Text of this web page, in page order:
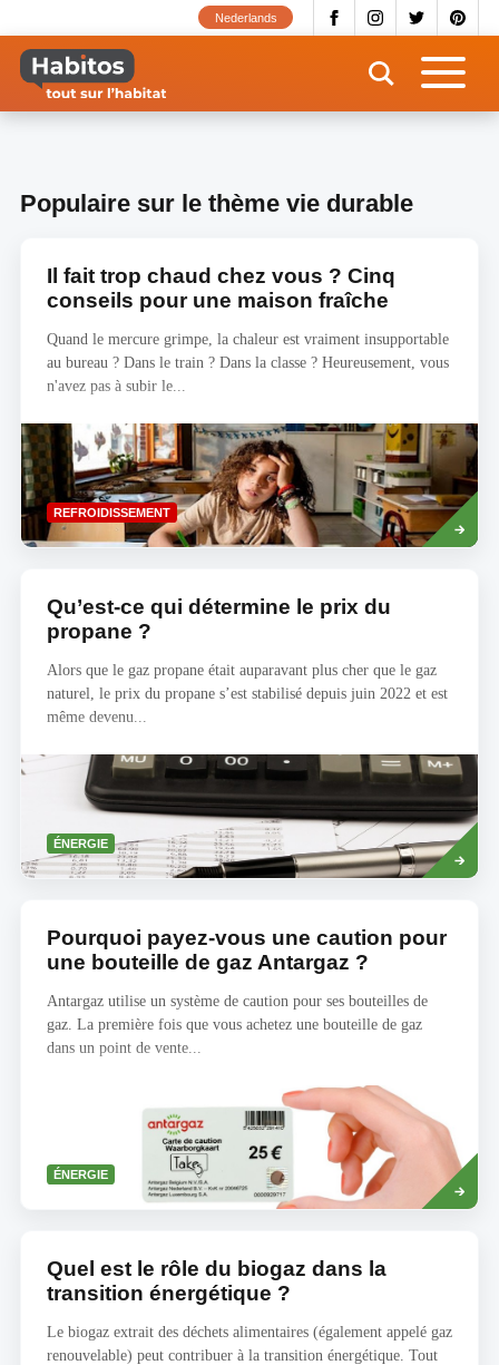
contenu
principal
Nederlands
Populaire sur le thème vie durable
Il fait trop chaud chez vous ? Cinq
conseils pour une maison fraîche
Quand le mercure grimpe, la chaleur est vraiment insupportable
au bureau ? Dans le train ? Dans la classe ? Heureusement, vous
n'avez pas à subir le...
REFROIDISSEMENT
Savoir
plus
Qu’est-ce qui détermine le prix du
propane ?
Alors que le gaz propane était auparavant plus cher que le gaz
naturel, le prix du propane s’est stabilisé depuis juin 2022 et est
même devenu...
ÉNERGIE
Savoir
plus
Pourquoi payez-vous une caution pour
une bouteille de gaz Antargaz ?
Antargaz utilise un système de caution pour ses bouteilles de
gaz. La première fois que vous achetez une bouteille de gaz
dans un point de vente...
ÉNERGIE
Savoir
plus
Quel est le rôle du biogaz dans la
transition énergétique ?
Le biogaz extrait des déchets alimentaires (également appelé gaz
renouvelable) peut contribuer à la transition énergétique. Tout